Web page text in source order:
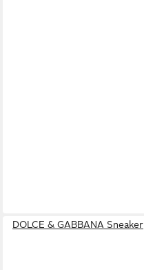
DOLCE & GABBANA Sneaker